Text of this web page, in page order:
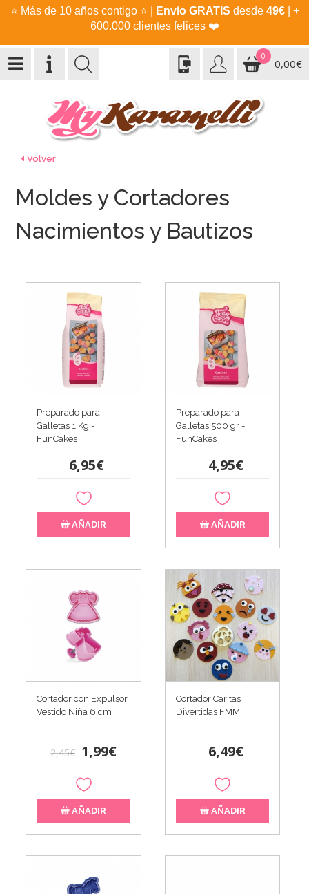
⭐ Más de 10 años contigo ⭐ Envío GRATIS desde 49€| +
600.000 clientes felices ❤️
0
0,00€
Volver
Moldes y Cortadores
Nacimientos y Bautizos
Preparado para
Galletas 1 Kg -
FunCakes
6,95€
AÑADIR
Preparado para
Galletas 500 gr -
FunCakes
4,95€
AÑADIR
Cortador con Expulsor
Vestido Niña 6 cm
2,45€ 1,99€
AÑADIR
Cortador Caritas
Divertidas FMM
6,49€
AÑADIR